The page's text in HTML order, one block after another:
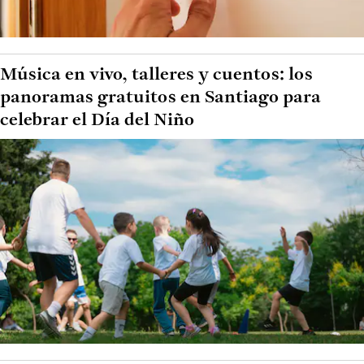
Música en vivo, talleres y cuentos: los
panoramas gratuitos en Santiago para
celebrar el Día del Niño